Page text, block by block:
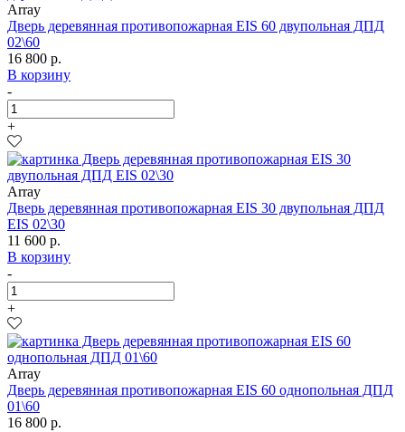
Array
Дверь деревянная противопожарная EIS 60 двупольная ДПД
02\60
16 800 р.
В корзину
-
+
Array
Дверь деревянная противопожарная EIS 30 двупольная ДПД
EIS 02\30
11 600 р.
В корзину
-
+
Array
Дверь деревянная противопожарная EIS 60 однопольная ДПД
01\60
16 800 р.